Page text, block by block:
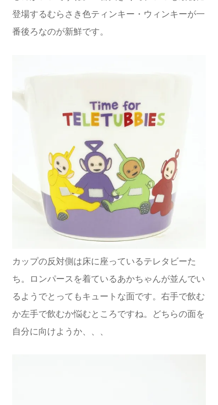
登場するむらさき色ティンキー・ウィンキーが一
番後ろなのが新鮮です。
カップの反対側は床に座っているテレタビーた
ち。ロンパースを着ているあかちゃんが並んでい
るようでとってもキュートな面です。右手で飲む
か左手で飲むか悩むところですね。どちらの面を
自分に向けようか、、、